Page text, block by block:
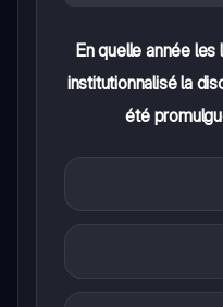
En quelle année
institutionnalisé la
été